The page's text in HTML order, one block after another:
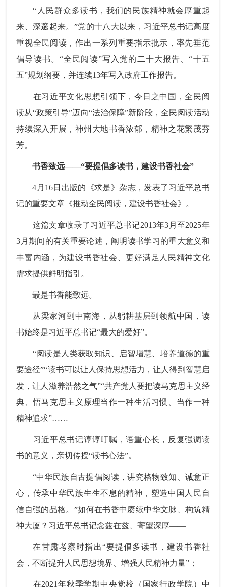
“人民群众多读书，我们的民族精神就会厚重起
来、深邃起来。”党的十八大以来，习近平总书记高度
重视全民阅读，作出一系列重要指示批示，率先垂范
倡导读书。“全民阅读”写入党的二十大报告、“十五
五”规划纲要，并连续13年写入政府工作报告。
在习近平文化思想引领下，今日之中国，全民阅
读从“政策引导”迈向“法治保障”新阶段，全民阅读活动
持续深入开展，神州大地书香浓郁，精神之花繁茂芬
芳。
书香致远——“要提倡多读书，建设书香社会”
4月16日出版的《求是》杂志，发表了习近平总书
记的重要文章《推动全民阅读，建设书香社会》。
这篇文章收录了习近平总书记2013年3月至2025年
3月期间的有关重要论述，阐明读书学习的重大意义和
丰富内涵，为建设书香社会、更好满足人民精神文化
需求提供鲜明指引。
最是书香能致远。
从梁家河到中南海，从躬耕基层到领航中国，读
书始终是习近平总书记“最大的爱好”。
“阅读是人类获取知识、启智增慧、培养道德的重
要途径”“读书可以让人保持思想活力，让人得到智慧启
发，让人滋养浩然之气”“共产党人要把读马克思主义经
典、悟马克思主义原理当作一种生活习惯、当作一种
精神追求”……
习近平总书记谆谆叮嘱，语重心长，反复强调读
书的意义，亲切传授“读书心法”。
“中华民族自古提倡阅读，讲究格物致知、诚意正
心，传承中华民族生生不息的精神，塑造中国人民自
信自强的品格。”如何在书香中赓续中华文脉、构筑精
神大厦？习近平总书记念兹在兹、寄望深厚——
在甘肃考察时指出“要提倡多读书，建设书香社
会，不断提升人民思想境界、增强人民精神力量”；
在2021年秋季学期中央党校（国家行政学院）中